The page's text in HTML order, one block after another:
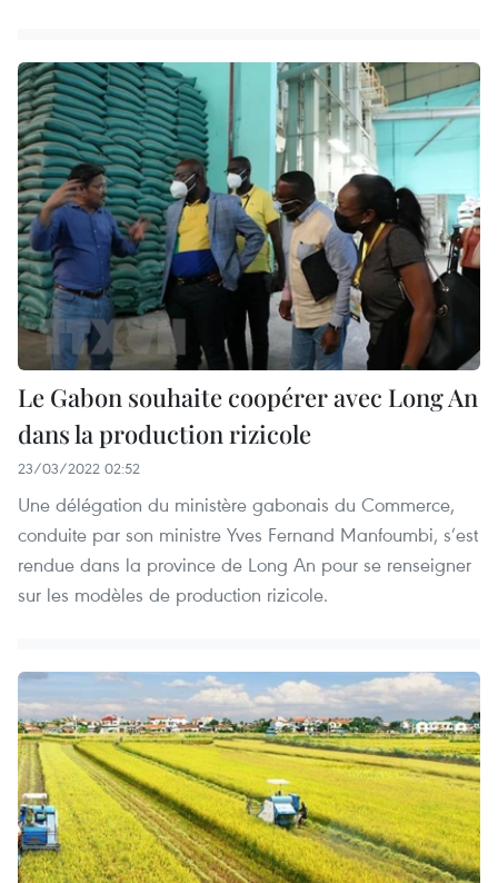
Le Gabon souhaite coopérer avec Long An
dans la production rizicole
23/03/2022 02:52
Une délégation du ministère gabonais du Commerce,
conduite par son ministre Yves Fernand Manfoumbi, s’est
rendue dans la province de Long An pour se renseigner
sur les modèles de production rizicole.